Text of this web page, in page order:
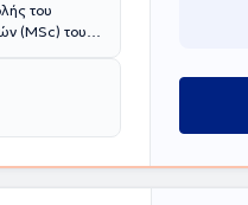
του
(MSc) του
και στη